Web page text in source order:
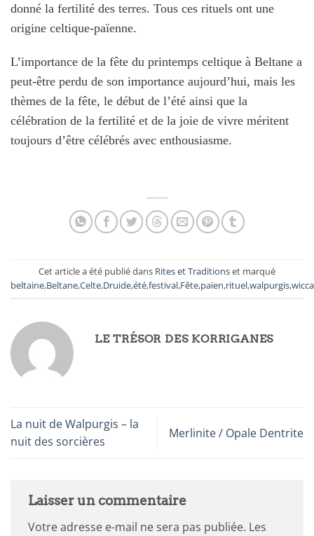
donné la fertilité des terres. Tous ces rituels ont une
origine celtique-païenne.
L’importance de la fête du printemps celtique à Beltane a
peut-être perdu de son importance aujourd’hui, mais les
thèmes de la fête, le début de l’été ainsi que la
célébration de la fertilité et de la joie de vivre méritent
toujours d’être célébrés avec enthousiasme.
Cet article a été publié dans Rites et Traditionset marqué
beltaine,Beltane,Celte,Druide,été,festival,Fête,païen,rituel,walpurgis,wicca
LE TRÉSOR DES KORRIGANES
La nuit de Walpurgis – la
nuit des sorcières
Merlinite / Opale Dentrite
Laisser un commentaire
Votre adresse e-mail ne sera pas publiée. Les